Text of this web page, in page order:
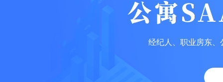
经纪人、职业房东